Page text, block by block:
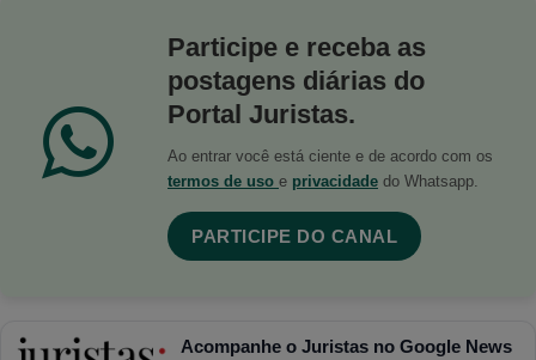
Participe e receba as
postagens diárias do
Portal Juristas.
Ao entrar você está ciente e de acordo com os
termos de uso e privacidade do Whatsapp.
PARTICIPE DO CANAL
Acompanhe o Juristas no Google News